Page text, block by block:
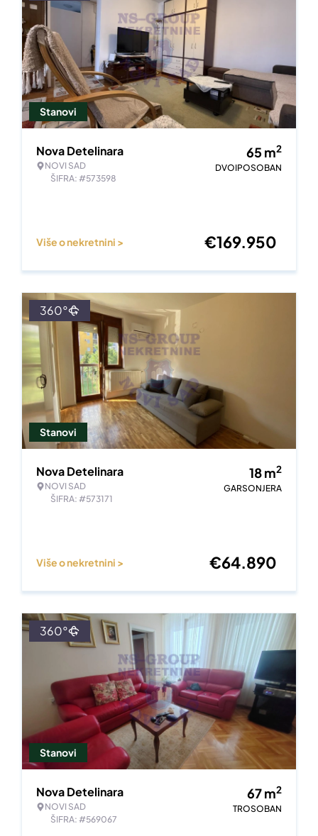
Stanovi
Nova Detelinara
NOVI SAD
ŠIFRA: #573598
65m2
DVOIPOSOBAN
Više o nekretnini > €169.950
Stanovi
360°
Nova Detelinara
NOVI SAD
ŠIFRA: #573171
18m2
GARSONJERA
Više o nekretnini > €64.890
Stanovi
360°
Nova Detelinara
NOVI SAD
ŠIFRA: #569067
67m2
TROSOBAN